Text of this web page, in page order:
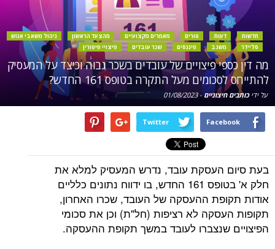
חדשות דעות טורים מאמרים מקצועיים מהצעד הראשון
ניהול משאבי אנוש
סליידר
משגב פיננסים שכר עובדים פיצויי פיטורין
מה דין כספי פיצויים של עובדים בשכר גבוה וכיצד על המעסיק
להתייחס לסכומים מעל התקרה בטופס 161 החדש?
על ידיכותבים חיצוניים-
01/08/2023
Facebook
Twitter
בעת סיום העסקת עובד, נדרש המעסיק למלא את
חלק א' בטופס 161 החדש, בו ידווח נתונים כלליים
אודות תקופת ההעסקה של העובד, שכרו האחרון,
תקופות העסקה לא רציפות (חל"ת) וכן את סכומי
הפיצויים שנצברו לעובד במשך תקופת ההעסקה.